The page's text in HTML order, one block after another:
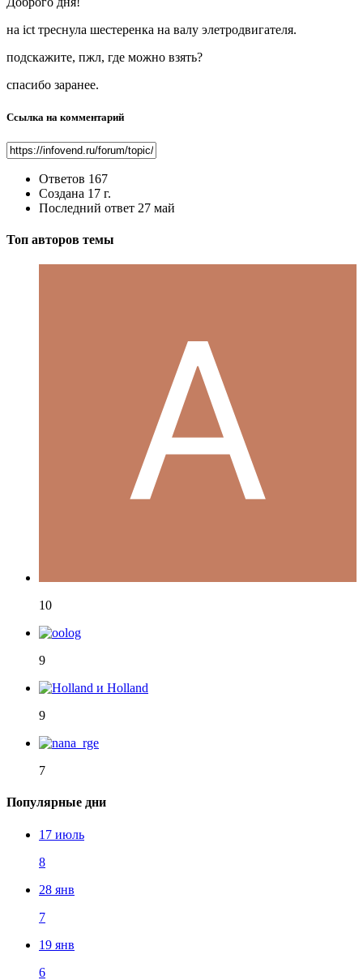
на ict треснула шестеренка на валу элетродвигателя.
подскажите, пжл, где можно взять?
спасибо заранее.
Ссылка на комментарий
Ответов 167
Создана 17 г.
Последний ответ 27 май
Топ авторов темы
10
9
9
7
Популярные дни
17 июль
8
28 янв
7
19 янв
6